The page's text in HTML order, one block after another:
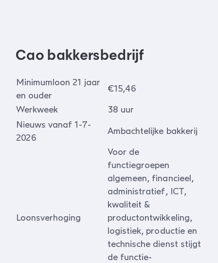
Cao bakkersbedrijf
Minimumloon 21 jaar
en ouder
€15,46
Werkweek
38 uur
Nieuws vanaf 1-7-
2026
Ambachtelijke bakkerij
Loonsverhoging
Voor de
functiegroepen
algemeen, financieel,
administratief, ICT,
kwaliteit &
productontwikkeling,
logistiek, productie en
technische dienst stijgt
de functie-